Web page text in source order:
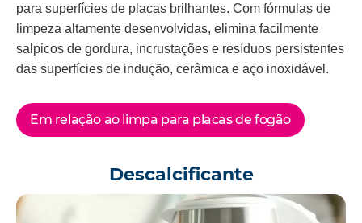
para superfícies de placas brilhantes. Com fórmulas de
limpeza altamente desenvolvidas, elimina facilmente
salpicos de gordura, incrustações e resíduos persistentes
das superfícies de indução, cerâmica e aço inoxidável.
Em relação ao limpa para placas de fogão
Descalcificante